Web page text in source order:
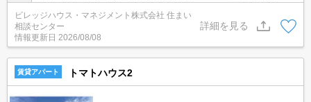
敷金・礼金・更新料・鍵交換手数料0円！※契約内容や審査の結
果、敷金をお預かりする場合がございます。
ビレッジハウス・マネジメント株式会社 住まい
相談センター
情報更新日 2026/08/08
詳細を見る
賃貸アパート トマトハウス2